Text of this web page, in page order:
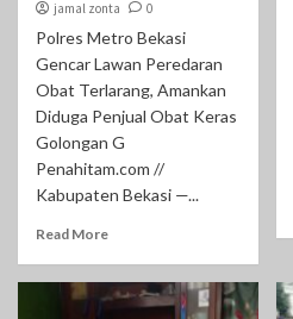
jamal zonta 0
Polres Metro Bekasi
Gencar Lawan Peredaran
Obat Terlarang, Amankan
Diduga Penjual Obat Keras
Golongan G
Penahitam.com //
Kabupaten Bekasi —...
Read More